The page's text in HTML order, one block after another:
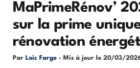
MaPrimeRénov’
sur la prime
rénovation
Par Loic Farge - Mis à jour le 20/03/